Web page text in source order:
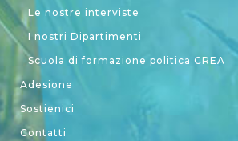
Le nostre interviste
I nostri Dipartimenti
Scuola di formazione politica CREA
Adesione
Sostienici
Contatti